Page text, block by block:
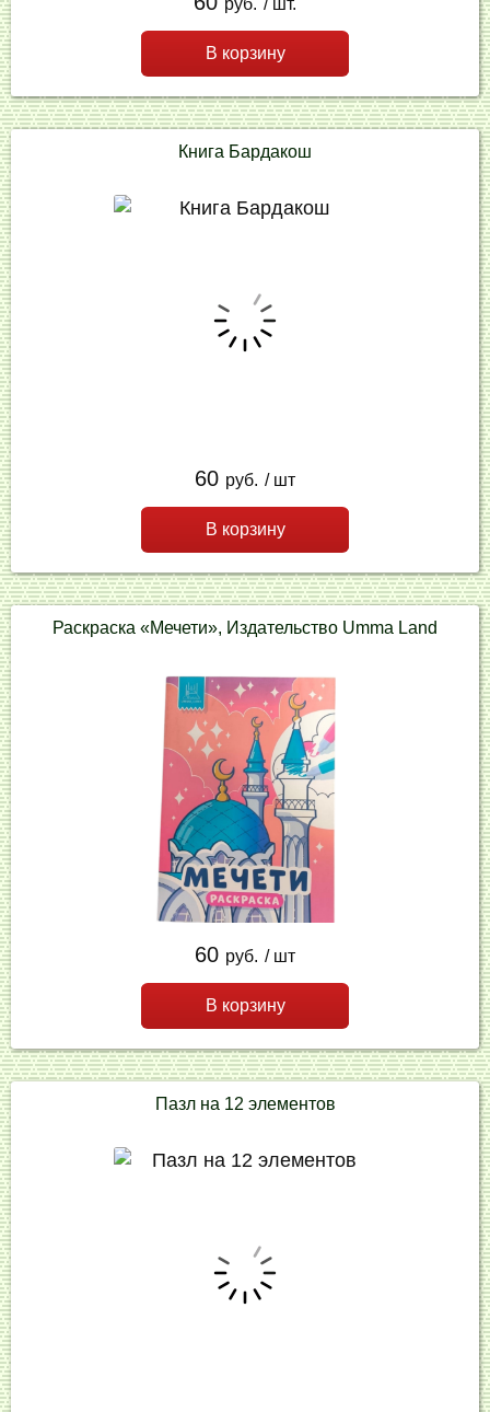
руб. / шт.
В корзину
Книга Бардакош
60 руб. / шт
В корзину
Раскраска «Мечети», Издательство Umma Land
60 руб. / шт
В корзину
Пазл на 12 элементов